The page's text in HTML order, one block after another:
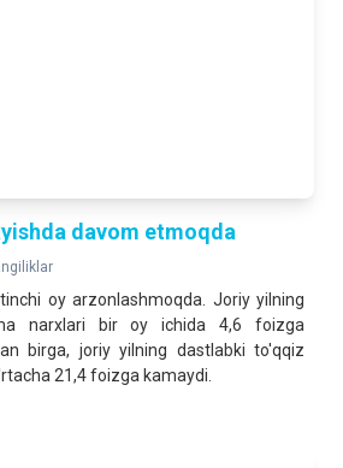
AYLANMASI
yanvar-iyun oylariga nisbatan foizda
TOVAR AYLANMASI
yanvar-iyun oylariga nisbatan foizda
davom etmoqda
oy arzonlashmoqda. Joriy yilning
narxlari bir oy ichida 4,6 foizga
birga, joriy yilning dastlabki to'qqiz
21,4 foizga kamaydi.